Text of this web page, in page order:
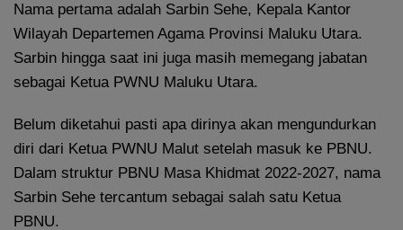
Nama pertama adalah Sarbin Sehe, Kepala Kantor
Wilayah Departemen Agama Provinsi Maluku Utara.
Sarbin hingga saat ini juga masih memegang jabatan
sebagai Ketua PWNU Maluku Utara.
Belum diketahui pasti apa dirinya akan mengundurkan
diri dari Ketua PWNU Malut setelah masuk ke PBNU.
Dalam struktur PBNU Masa Khidmat 2022-2027, nama
Sarbin Sehe tercantum sebagai salah satu Ketua
PBNU.